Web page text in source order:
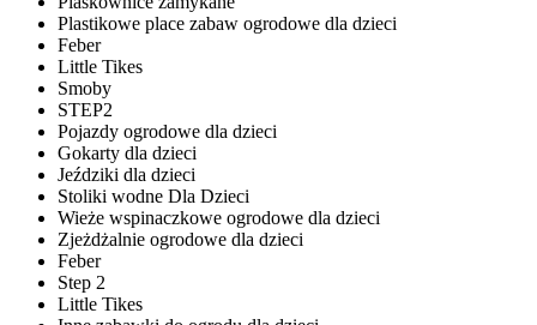
Plastikowe place zabaw ogrodowe dla dzieci
Feber
Little Tikes
Smoby
STEP2
Pojazdy ogrodowe dla dzieci
Gokarty dla dzieci
Jeździki dla dzieci
Stoliki wodne Dla Dzieci
Wieże wspinaczkowe ogrodowe dla dzieci
Zjeżdżalnie ogrodowe dla dzieci
Feber
Step 2
Little Tikes